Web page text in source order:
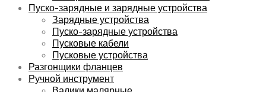
Пуско-зарядные и зарядные устройства
Зарядные устройства
Пуско-зарядные устройства
Пусковые кабели
Пусковые устройства
Разгонщики фланцев
Ручной инструмент